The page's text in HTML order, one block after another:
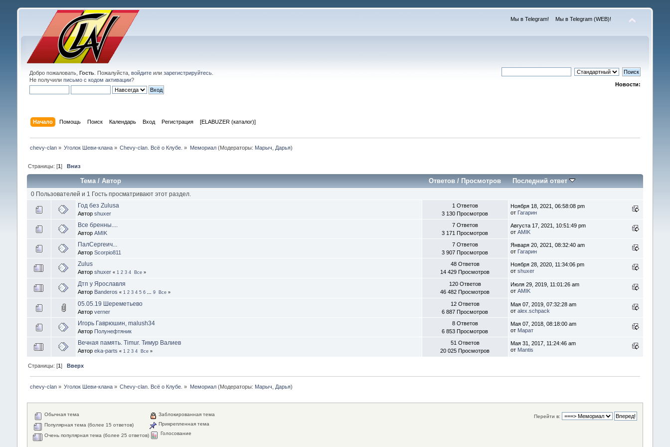
Мы в Telegram! Мы в Telegram (WEB)!
Добро пожаловать, Гость. Пожалуйста, войдитеили зарегистрируйтесь.
Не получили письмо с кодом активации?
Новости:
Начало Помощь Поиск Календарь Вход Регистрация [ELABUZER (каталог)]
chevy-clan» Уголок Шеви-клана » Chevy-clan. Всё о Клубе. » Мемориал(Модераторы: Марыч Дарья)
Страницы: [1] Вниз
Тема/ Автор Ответов/ Просмотров Последний ответ
0 Пользователей и 1 Гость просматривают этот раздел.
Год без Zulusa
Автор shuxer
1 Ответов
3 130 Просмотров
Ноября 18, 2021, 06:58:08 pm
от Гагарин
Все бренны....
Автор AMIK
7 Ответов
3 171 Просмотров
Августа 17, 2021, 10:51:49 pm
от AMIK
ПалСергеич...
Автор Scorpio811
7 Ответов
3 907 Просмотров
Января 20, 2021, 08:32:40 am
от Гагарин
Zulus
Автор shuxer « 1 2 3 4 Все»
48 Ответов
14 429 Просмотров
Ноября 28, 2020, 11:34:06 pm
от shuxer
Дтп у Ярославля
Автор Banderos « 1 2 3 4 5 6 9 Все»
120 Ответов
46 482 Просмотров
Июля 29, 2019, 11:01:26 am
от AMIK
05.05.19 Шереметьево
Автор verner
12 Ответов
6 887 Просмотров
Мая 07, 2019, 07:32:28 am
от alex.schpack
Игорь Гаврюшин, malush34
Автор Полунефтяник
8 Ответов
6 853 Просмотров
Мая 07, 2018, 08:18:00 am
от Марат
Вечная память. Timur. Тимур Валиев
Автор eka-parts « 1 2 3 4 Все»
51 Ответов
20 025 Просмотров
Мая 31, 2017, 11:24:46 am
от Mantis
Страницы: [1] Вверх
chevy-clan» Уголок Шеви-клана » Chevy-clan. Всё о Клубе. » Мемориал(Модераторы: Марыч Дарья)
Перейти в:
Обычная тема
Популярная тема (более 15 ответов)
Очень популярная тема (более 25 ответов)
Заблокированная тема
Прикрепленная тема
Голосование